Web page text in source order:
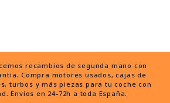
recambios de segunda mano con
Compra motores usados, cajas de
turbos y más piezas para tu coche con
Envíos en 24-72h a toda España.